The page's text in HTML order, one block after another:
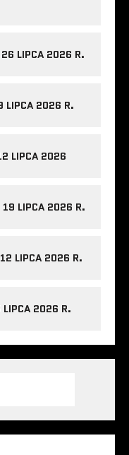
26 LIPCA 2026 R.
LIPCA 2026 R.
LIPCA 2026
19 LIPCA 2026 R.
LIPCA 2026 R.
LIPCA 2026 R.